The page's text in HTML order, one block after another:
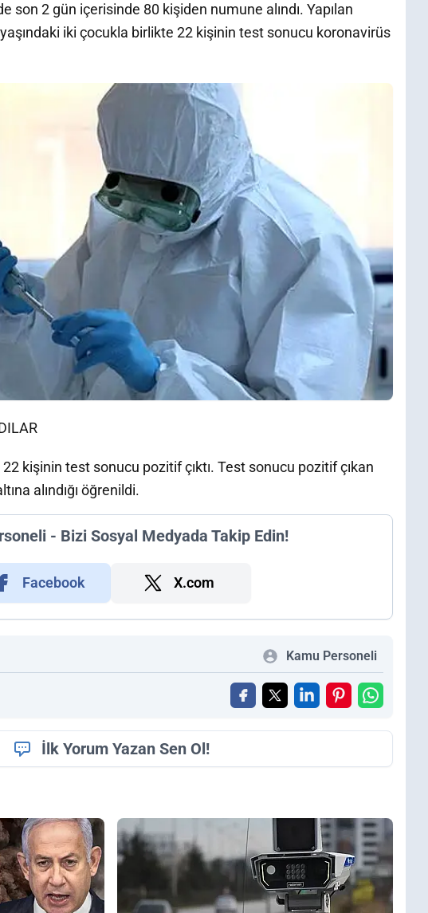
son 2 gün içerisinde 80 kişiden numune alındı. Yapılan
iki çocukla birlikte 22 kişinin test sonucu koronavirüs
kişinin test sonucu pozitif çıktı. Test sonucu pozitif çıkan
alındığı öğrenildi.
- Bizi Sosyal Medyada Takip Edin!
Facebook X.com
Kamu Personeli
İlk Yorum Yazan Sen Ol!